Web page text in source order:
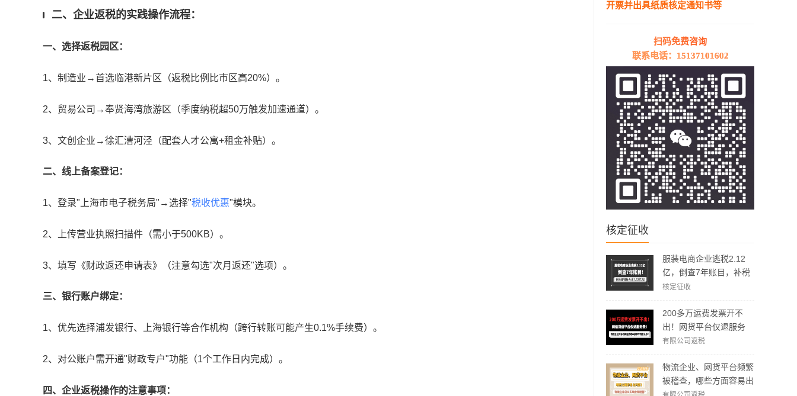
开票并出具纸质核定通知书等
扫码免费咨询
联系电话：15137101602
核定征收
服装电商企业逃税2.12
亿，倒查7年账目，补税
加罚款3.62亿元！
核定征收
200多万运费发票开不
出！网货平台仅退服务
费，运费成本拿不到怎么
有限公司返税
物流企业、网货平台频繁
被稽查，哪些方面容易出
现问题？怎么实现合规经
二、企业返税的实践操作流程：
一、选择返税园区：
1、制造业→首选临港新片区（返税比例比市区高20%）。
2、贸易公司→奉贤海湾旅游区（季度纳税超50万触发加速通道）。
3、文创企业→徐汇漕河泾（配套人才公寓+租金补贴）。
二、线上备案登记：
1、登录"上海市电子税务局"→选择"税收优惠"模块。
2、上传营业执照扫描件（需小于500KB）。
3、填写《财政返还申请表》（注意勾选"次月返还"选项）。
三、银行账户绑定：
1、优先选择浦发银行、上海银行等合作机构（跨行转账可能产生0.1%手续费）。
2、对公账户需开通"财政专户"功能（1个工作日内完成）。
四、企业返税操作的注意事项：